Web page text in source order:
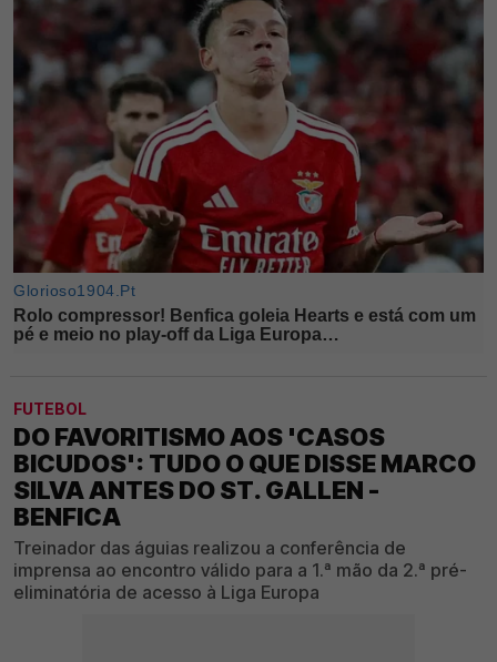
FUTEBOL
DO FAVORITISMO AOS 'CASOS
BICUDOS': TUDO O QUE DISSE MARCO
SILVA ANTES DO ST. GALLEN -
BENFICA
Treinador das águias realizou a conferência de
imprensa ao encontro válido para a 1.ª mão da 2.ª pré-
eliminatória de acesso à Liga Europa